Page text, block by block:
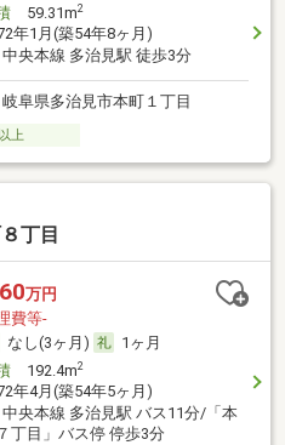
59.31m2
年1月(築54年8ヶ月)
中央本線 多治見駅 徒歩3分
岐阜県多治見市本町１丁目
上
丁目
万円
費等-
なし(3ヶ月)
1ヶ月
192.4m2
年4月(築54年5ヶ月)
中央本線 多治見駅 バス11分/「本
丁目」バス停 停歩3分